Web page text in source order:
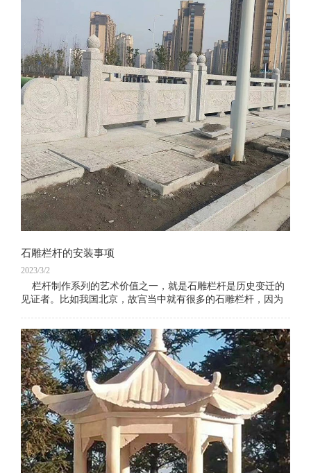
石雕栏杆的安装事项
2023/3/2
栏杆制作系列的艺术价值之一，就是石雕栏杆是历史变迁的
见证者。比如我国北京，故宫当中就有很多的石雕栏杆，因为